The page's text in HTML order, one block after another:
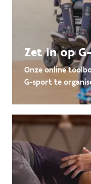
Zet in op
Onze online
G-sport te